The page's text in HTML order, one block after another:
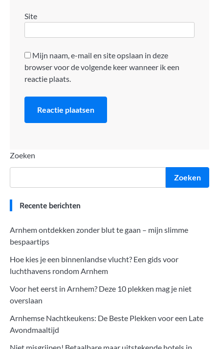
Site
Mijn naam, e-mail en site opslaan in deze
browser voor de volgende keer wanneer ik een
reactie plaats.
Zoeken
Zoeken
Recente berichten
Arnhem ontdekken zonder blut te gaan – mijn slimme
bespaartips
Hoe kies je een binnenlandse vlucht? Een gids voor
luchthavens rondom Arnhem
Voor het eerst in Arnhem? Deze 10 plekken mag je niet
overslaan
Arnhemse Nachtkeukens: De Beste Plekken voor een Late
Avondmaaltijd